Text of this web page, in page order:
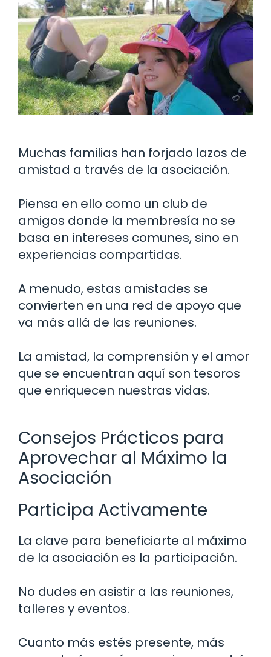
Muchas familias han forjado lazos de
amistad a través de la asociación.
Piensa en ello como un club de
amigos donde la membresía no se
basa en intereses comunes, sino en
experiencias compartidas.
A menudo, estas amistades se
convierten en una red de apoyo que
va más allá de las reuniones.
La amistad, la comprensión y el amor
que se encuentran aquí son tesoros
que enriquecen nuestras vidas.
Consejos Prácticos para
Aprovechar al Máximo la
Asociación
Participa Activamente
La clave para beneficiarte al máximo
de la asociación es la participación.
No dudes en asistir a las reuniones,
talleres y eventos.
Cuanto más estés presente, más